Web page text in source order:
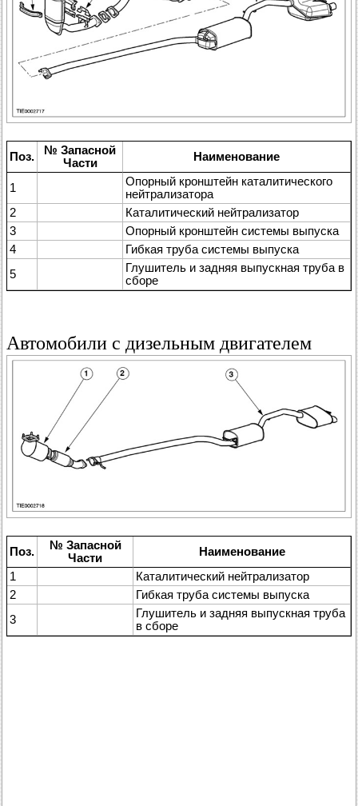
Поз.
№ Запасной
Части
Наименование
1
Опорный кронштейн каталитического
нейтрализатора
2
Каталитический нейтрализатор
3
Опорный кронштейн системы выпуска
4
Гибкая труба системы выпуска
5
Глушитель и задняя выпускная труба в
сборе
Автомобили с дизельным двигателем
Поз.
№ Запасной
Части
Наименование
1
Каталитический нейтрализатор
2
Гибкая труба системы выпуска
3
Глушитель и задняя выпускная труба
в сборе